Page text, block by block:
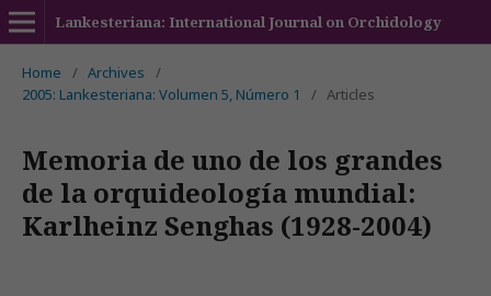
Lankesteriana: International Journal on Orchidology
Home / Archives
/
2005: Lankesteriana: Volumen 5, Número 1
/ Articles
Memoria de uno de los grandes
de la orquideología mundial:
Karlheinz Senghas (1928-2004)